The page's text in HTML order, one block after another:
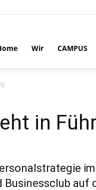
Wir CAMPUS
in
Businessclub auf